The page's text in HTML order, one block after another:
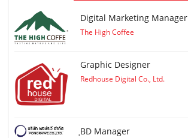
Digital Marketing Manager
The High Coffee
Graphic Designer
Redhouse Digital Co., Ltd.
ฺBD Manager